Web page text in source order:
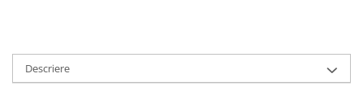
Oferta Mobilier Clasa
Table/Display-uri Interactive
Descriere